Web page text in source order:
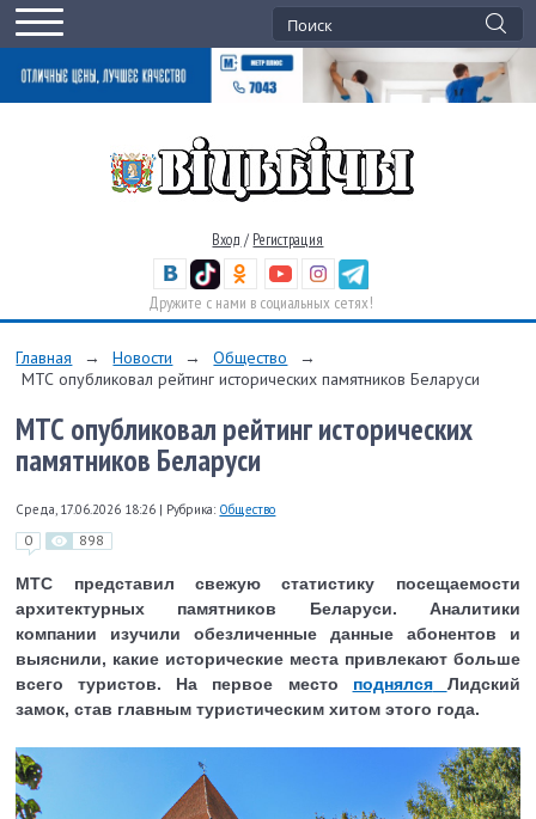
Вход / Регистрация
Дружите с нами в социальных сетях!
Главная → Новости → Общество
→
МТС опубликовал рейтинг исторических памятников Беларуси
МТС опубликовал рейтинг исторических
памятников Беларуси
Среда, 17.06.2026 18:26 | Рубрика: Общество
0 898
МТС представил свежую статистику посещаемости
архитектурных памятников Беларуси. Аналитики
компании изучили обезличенные данные абонентов и
выяснили, какие исторические места привлекают больше
всего туристов. На первое место поднялся
Лидский
замок, став главным туристическим хитом этого года.